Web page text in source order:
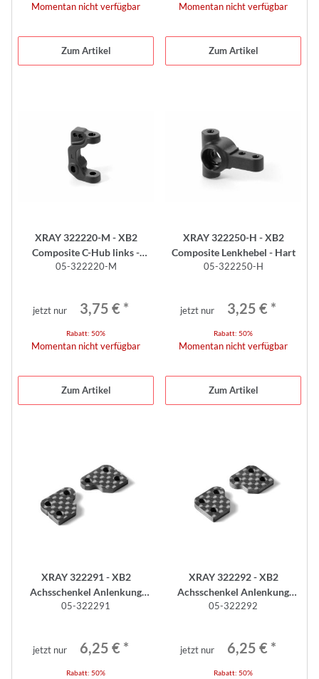
Momentan nicht verfügbar
Zum Artikel
Momentan nicht verfügbar
Zum Artikel
XRAY 322220-M - XB2
Composite C-Hub links -
medium
05-322220-M
jetzt nur 3,75 € *
Rabatt: 50%
Momentan nicht verfügbar
Zum Artikel
XRAY 322250-H - XB2
Composite Lenkhebel - Hart
05-322250-H
jetzt nur 3,25 € *
Rabatt: 50%
Momentan nicht verfügbar
Zum Artikel
XRAY 322291 - XB2
Achsschenkel Anlenkung
Kohlefaser (2 Stück) 1 Slot
05-322291
jetzt nur 6,25 € *
Rabatt: 50%
XRAY 322292 - XB2
Achsschenkel Anlenkung
Kohlefaser (2 Stück) 0 Slot
05-322292
jetzt nur 6,25 € *
Rabatt: 50%